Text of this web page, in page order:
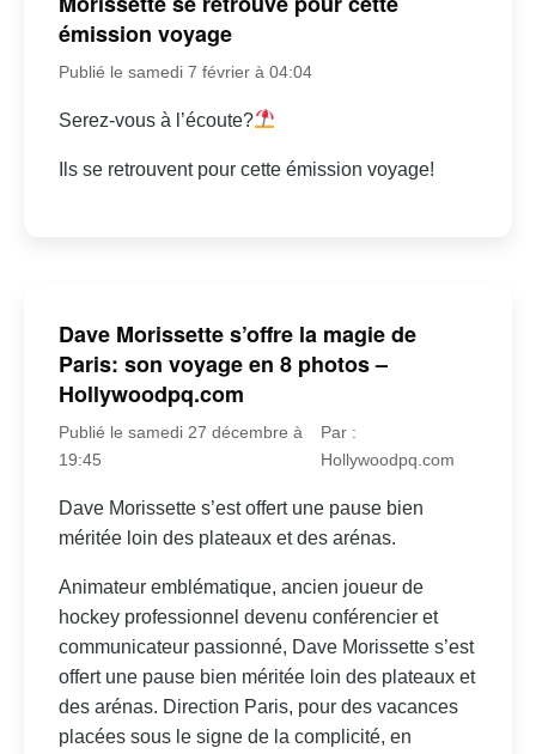
émission voyage
Publié le samedi 7 février à 04:04
Serez-vous à l’écoute?
Ils se retrouvent pour cette émission voyage!
Dave Morissette s’offre la magie de
Paris: son voyage en 8 photos –
Hollywoodpq.com
Publié le samedi 27 décembre à
19:45
Par :
Hollywoodpq.com
Dave Morissette s’est offert une pause bien
méritée loin des plateaux et des arénas.
Animateur emblématique, ancien joueur de
hockey professionnel devenu conférencier et
communicateur passionné, Dave Morissette s’est
offert une pause bien méritée loin des plateaux et
des arénas. Direction Paris, pour des vacances
placées sous le signe de la complicité, en